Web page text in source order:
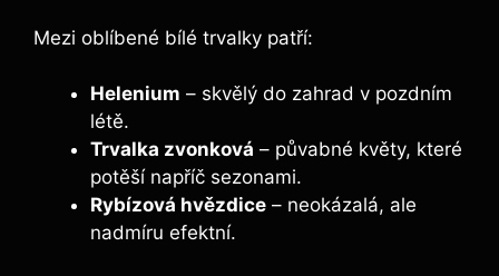
Mezi oblíbené‌ bílé ⁣trvalky patří:
Helenium – skvělý do zahrad v pozdním
létě.
Trvalka zvonková – půvabné květy, ​které
potěší napříč‌ sezonami.
Rybízová hvězdice – neokázalá, ⁤ale
nadmíru efektní.